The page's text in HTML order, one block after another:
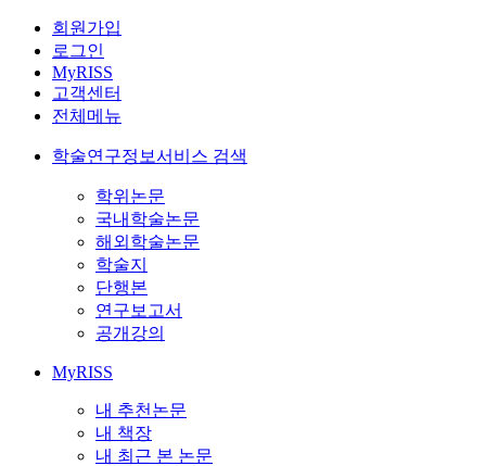
회원가입
로그인
MyRISS
고객센터
전체메뉴
학술연구정보서비스 검색
학위논문
국내학술논문
해외학술논문
학술지
단행본
연구보고서
공개강의
MyRISS
내 추천논문
내 책장
내 최근 본 논문